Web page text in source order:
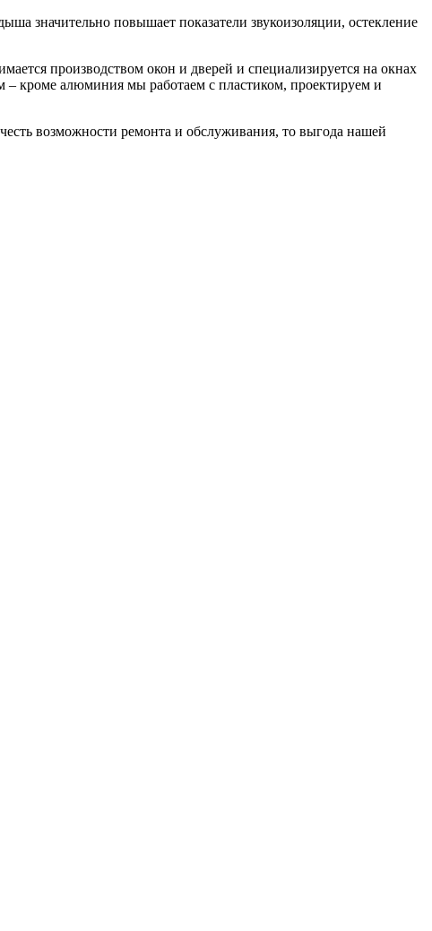
значительно повышает показатели звукоизоляции, остекление
производством окон и дверей и специализируется на окнах
кроме алюминия мы работаем с пластиком, проектируем и
возможности ремонта и обслуживания, то выгода нашей